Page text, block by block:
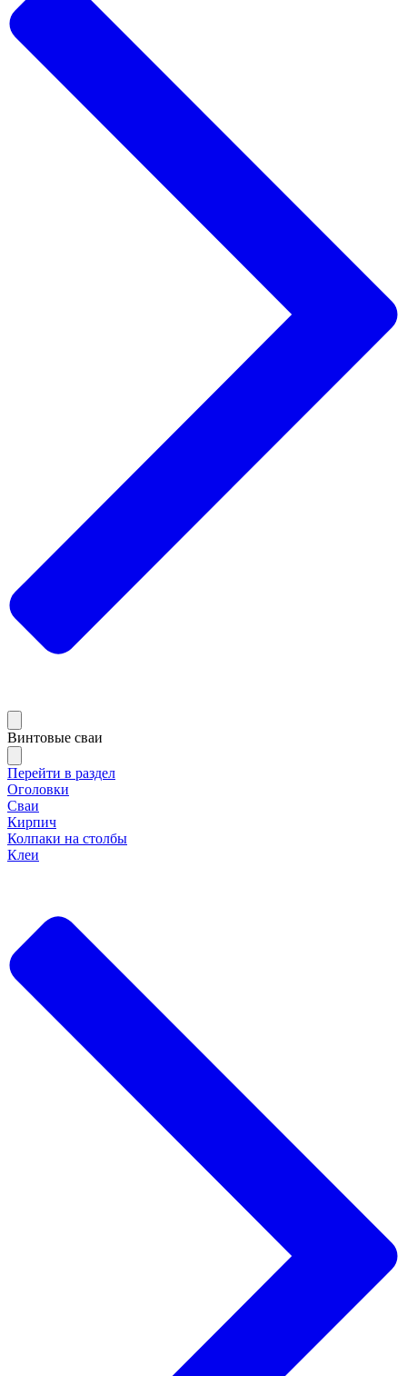
Винтовые сваи
Перейти в раздел
Оголовки
Сваи
Кирпич
Колпаки на столбы
Клеи